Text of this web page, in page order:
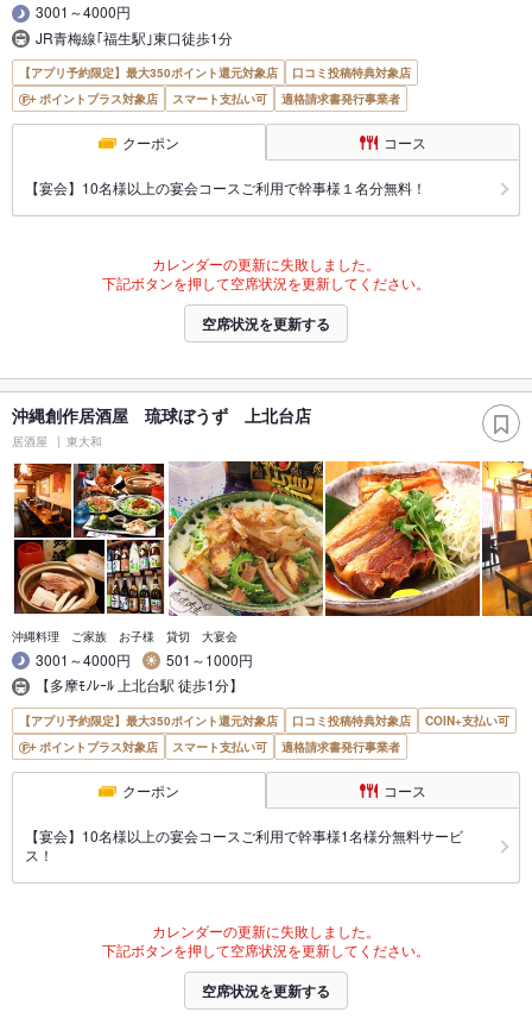
3001～4000円
JR青梅線｢福生駅｣東口徒歩1分
【アプリ予約限定】最大350ポイント還元対象店
口コミ投稿特典対象店
ポイントプラス対象店
スマート支払い可 適格請求書発行事業者
クーポン コース
【宴会】10名様以上の宴会コースご利用で幹事様１名分無料！
カレンダーの更新に失敗しました。
下記ボタンを押して空席状況を更新してください。
空席状況を更新する
沖縄創作居酒屋 琉球ぼうず 上北台店
居酒屋 東大和
沖縄料理 ご家族 お子様 貸切 大宴会
3001～4000円
501～1000円
【多摩ﾓﾉﾚｰﾙ 上北台駅 徒歩1分】
【アプリ予約限定】最大350ポイント還元対象店 口コミ投稿特典対象店
COIN+支払い可
ポイントプラス対象店
スマート支払い可 適格請求書発行事業者
クーポン コース
【宴会】10名様以上の宴会コースご利用で幹事様1名様分無料サービ
ス！
カレンダーの更新に失敗しました。
下記ボタンを押して空席状況を更新してください。
空席状況を更新する